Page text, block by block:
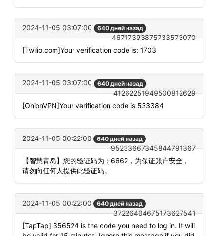
2024-11-05 03:07:00 640 дней назад
46717393875733573070
[Twilio.com]Your verification code is: 1703
2024-11-05 03:07:00 640 дней назад
41262251949500812629
[OnionVPN]Your verification code is 533384
2024-11-05 00:22:00 640 дней назад
95233667345844791367
【智慧青岛】您的验证码为：6662，为保证账户安全，
请勿向任何人提供此验证码。
2024-11-05 00:22:00 640 дней назад
37226404675173627541
[TapTap] 356524 is the code you need to log in. It will